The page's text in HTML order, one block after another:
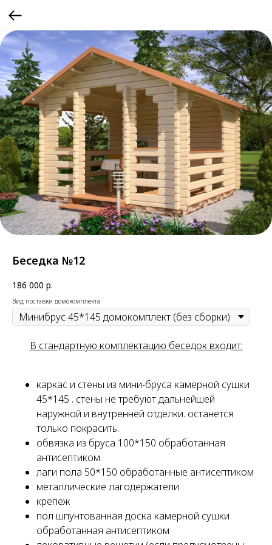
Беседка №12
186 000 р.
Вид поставки домокомплекта
В стандартную комплектацию беседок входит:
каркас и стены из мини-бруса камерной сушки
45*145 . стены не требуют дальнейшей
наружной и внутренней отделки. останется
только покрасить.
обвязка из бруса 100*150 обработанная
антисептиком
лаги пола 50*150 обработанные антисептиком
металлические лагодержатели
крепеж
пол шпунтованная доска камерной сушки
обработанная антисептиком